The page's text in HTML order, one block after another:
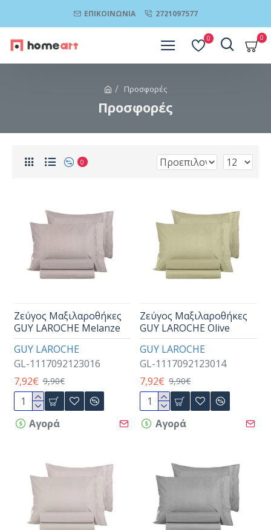
ΕΠΙΚΟΙΝΩΝΊΑ 2721097577
0 0
Προσφορές
Προσφορές
0
GUY LAROCHE
GL-1117092123016
Ζεύγος Μαξιλαροθήκες
GUY LAROCHE Melanze
7,92€ 9,90€
Αγορά
GUY LAROCHE
GL-1117092123014
Ζεύγος Μαξιλαροθήκες
GUY LAROCHE Olive
7,92€ 9,90€
Αγορά